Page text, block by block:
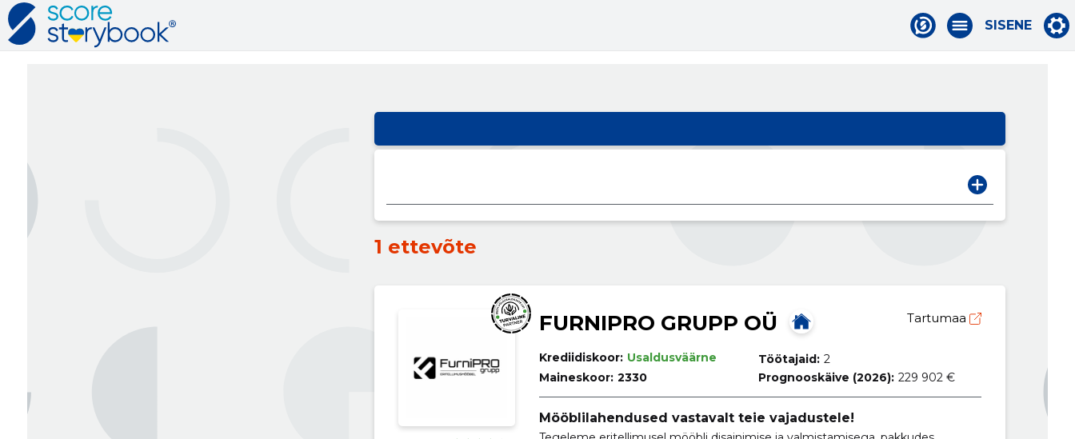
SISENE
1 ettevõte
FURNIPRO GRUPP OÜ Tartumaa
Krediidiskoor: Usaldusväärne
Maineskoor: 2330
Töötajaid: 2
Prognooskäive (2026): 229 902 €
Mööblilahendused vastavalt teie vajadustele!